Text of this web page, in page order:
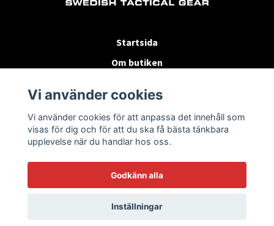
Startsida
Om butiken
Byten & Returer
Kontakta oss
Vi använder cookies
Vi använder cookies för att anpassa det innehåll som
visas för dig och för att du ska få bästa tänkbara
upplevelse när du handlar hos oss.
Godkänn alla
Inställningar